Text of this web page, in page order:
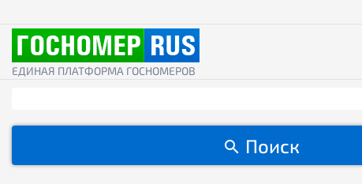
ЕДИНАЯ ПЛАТФОРМА ГОСНОМЕРОВ
Поиск